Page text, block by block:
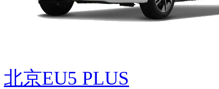
北京EU5 PLUS